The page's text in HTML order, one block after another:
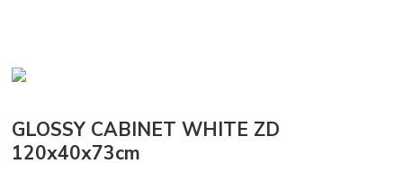
GLOSSY CABINET WHITE ZD
120x40x73cm